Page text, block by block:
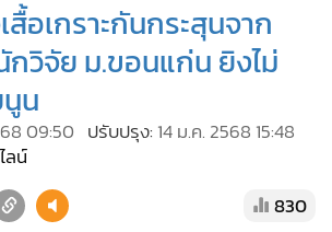
สื้อเกราะกันกระสุนจาก
วิจัย ม.ขอนแก่น ยิงไม่
น
09:50 ปรับปรุง: 14 ม.ค. 2568 15:48
ลน์
830